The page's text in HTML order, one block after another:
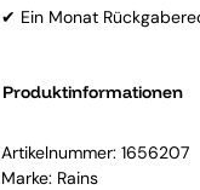
✔ Ein Monat
Produktinformationen
Artikelnummer: 1656207
Marke: Rains